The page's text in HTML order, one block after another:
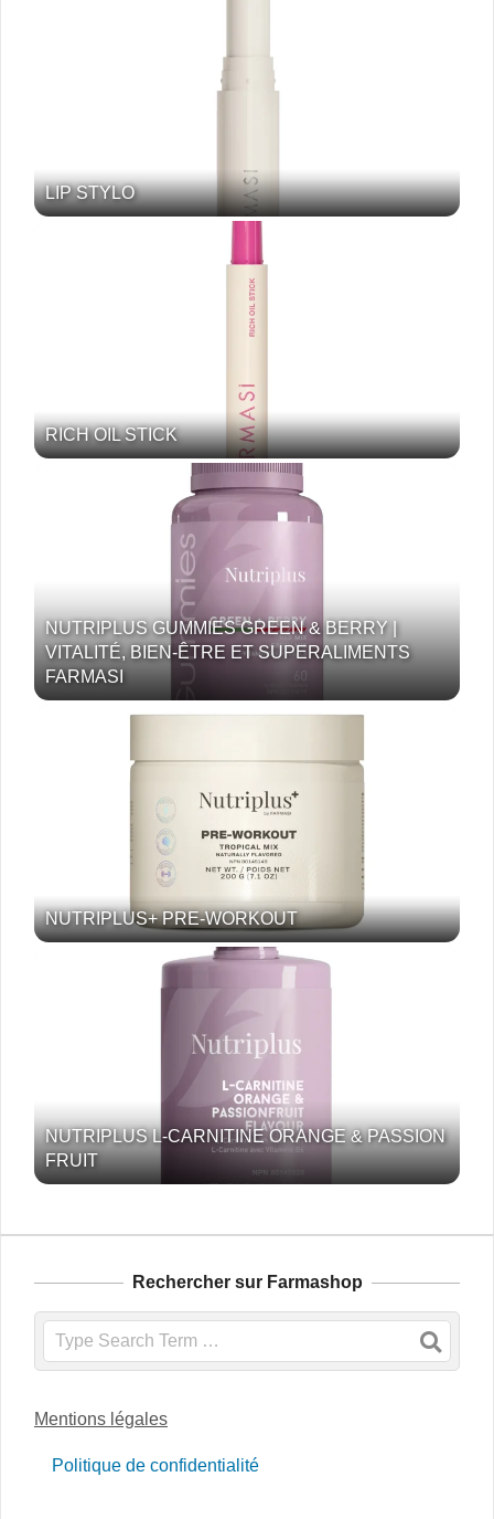
LIP STYLO
RICH OIL STICK
NUTRIPLUS GUMMIES GREEN & BERRY |
VITALITÉ, BIEN-ÊTRE ET SUPERALIMENTS
FARMASI
NUTRIPLUS+ PRE-WORKOUT
NUTRIPLUS L-CARNITINE ORANGE & PASSION
FRUIT
Rechercher sur Farmashop
Search
Mentions légales
Politique de confidentialité